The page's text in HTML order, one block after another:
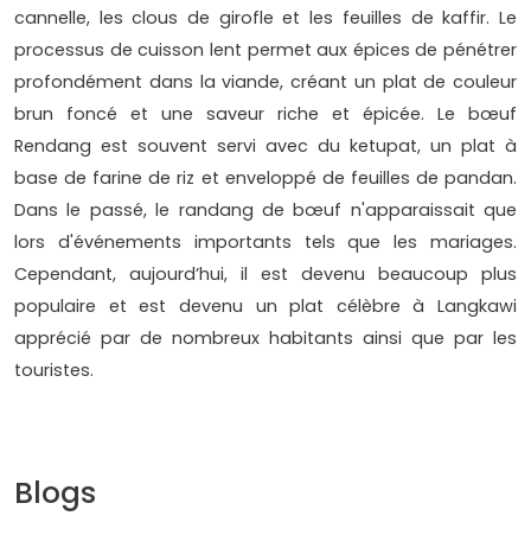
cannelle, les clous de girofle et les feuilles de kaffir. Le
processus de cuisson lent permet aux épices de pénétrer
profondément dans la viande, créant un plat de couleur
brun foncé et une saveur riche et épicée. Le bœuf
Rendang est souvent servi avec du ketupat, un plat à
base de farine de riz et enveloppé de feuilles de pandan.
Dans le passé, le randang de bœuf n'apparaissait que
lors d'événements importants tels que les mariages.
Cependant, aujourd’hui, il est devenu beaucoup plus
populaire et est devenu un plat célèbre à Langkawi
apprécié par de nombreux habitants ainsi que par les
touristes.
Blogs